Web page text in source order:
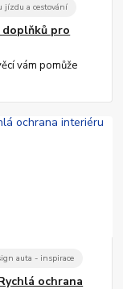
jízdu a cestování
doplňků pro
vám pomůže
auta - inspirace
ochrana